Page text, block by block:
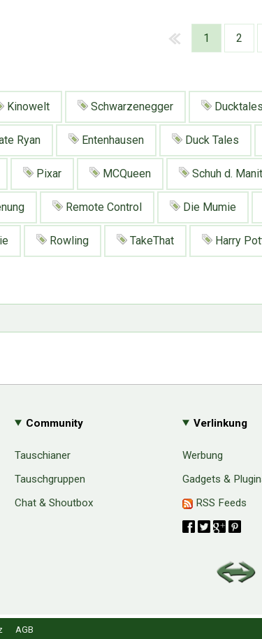
1 2
Kinowelt Schwarzenegger Ducktales
Ryan Entenhausen Duck Tales
Pixar MCQueen Schuh d.
Remote Control Die Mumie
Rowling TakeThat Harry
Community
Tauschianer
Tauschgruppen
Chat & Shoutbox
Verlinkung
Werbung
Gadgets &
RSS Feeds
AGB